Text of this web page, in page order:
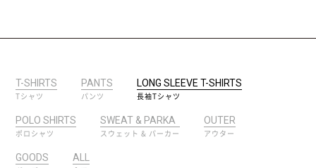
T-SHIRTS
Tシャツ
PANTS
パンツ
LONG SLEEVE T-SHIRTS
長袖Tシャツ
POLO SHIRTS
ポロシャツ
SWEAT & PARKA
スウェット & パーカー
OUTER
アウター
GOODS ALL